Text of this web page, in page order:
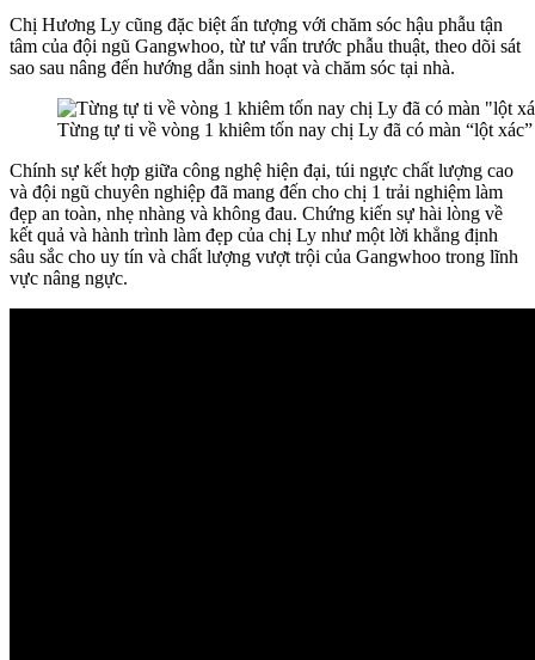
Chị Hương Ly cũng đặc biệt ấn tượng với chăm sóc hậu phẫu tận
tâm của đội ngũ Gangwhoo, từ tư vấn trước phẫu thuật, theo dõi sát
sao sau nâng đến hướng dẫn sinh hoạt và chăm sóc tại nhà.
Từng tự ti về vòng 1 khiêm tốn nay chị Ly đã có màn “lột
Chính sự kết hợp giữa công nghệ hiện đại, túi ngực chất lượng cao
và đội ngũ chuyên nghiệp đã mang đến cho chị 1 trải nghiệm làm
đẹp an toàn, nhẹ nhàng và không đau. Chứng kiến sự hài lòng về
kết quả và hành trình làm đẹp của chị Ly như một lời khẳng định
sâu sắc cho uy tín và chất lượng vượt trội của Gangwhoo trong lĩnh
vực nâng ngực.